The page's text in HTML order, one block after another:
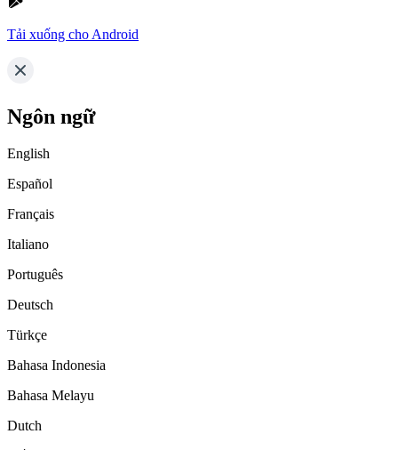
Tải xuống cho Android
Ngôn ngữ
English
Español
Français
Italiano
Português
Deutsch
Türkçe
Bahasa Indonesia
Bahasa Melayu
Dutch